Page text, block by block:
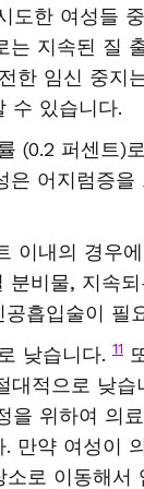
도한 여성들 중
는 지속된 질
한 임신 중지
수 있습니다.
(0.2 퍼센트)
은 어지럼증
이내의 경우
분비물, 지속
흡입술이 필
낮습니다. 11
대적으로 낮습
을 위하여 의
. 만약 여성이
로 이동해서